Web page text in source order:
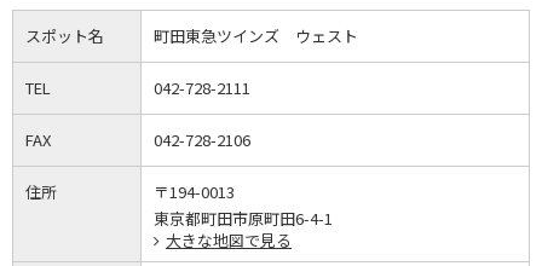
スポット名 町田東急ツインズ ウェスト
TEL 042-728-2111
FAX 042-728-2106
住所
〒194-0013
東京都町田市原町田6-4-1
大きな地図で見る